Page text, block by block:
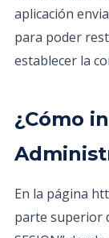
aplicación
para poder
establecer la
¿Cómo
En la página
parte superior